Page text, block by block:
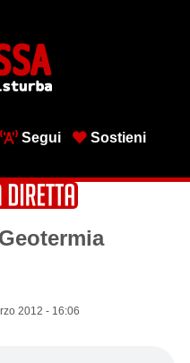
Segui
Sostieni
2012 - 16:06